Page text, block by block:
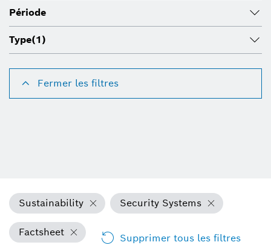
Période
Type(1)
Fermer les filtres
Sustainability Security Systems
Factsheet Supprimer tous les filtres